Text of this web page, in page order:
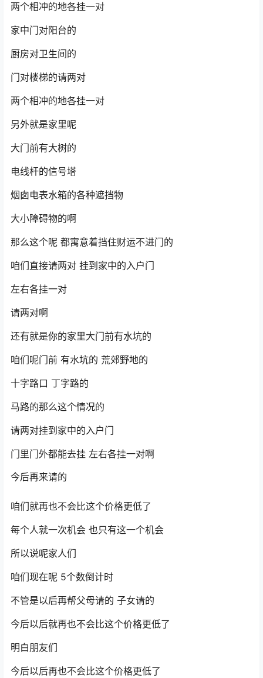
两个相冲的地各挂一对
家中门对阳台的
厨房对卫生间的
门对楼梯的请两对
两个相冲的地各挂一对
另外就是家里呢
大门前有大树的
电线杆的信号塔
烟囱电表水箱的各种遮挡物
大小障碍物的啊
那么这个呢 都寓意着挡住财运不进门的
咱们直接请两对 挂到家中的入户门
左右各挂一对
请两对啊
还有就是你的家里大门前有水坑的
咱们呢门前 有水坑的 荒郊野地的
十字路口 丁字路的
马路的那么这个情况的
请两对挂到家中的入户门
门里门外都能去挂 左右各挂一对啊
今后再来请的
咱们就再也不会比这个价格更低了
每个人就一次机会 也只有这一个机会
所以说呢家人们
咱们现在呢 5个数倒计时
不管是以后再帮父母请的 子女请的
今后以后就再也不会比这个价格更低了
明白朋友们
今后以后再也不会比这个价格更低了